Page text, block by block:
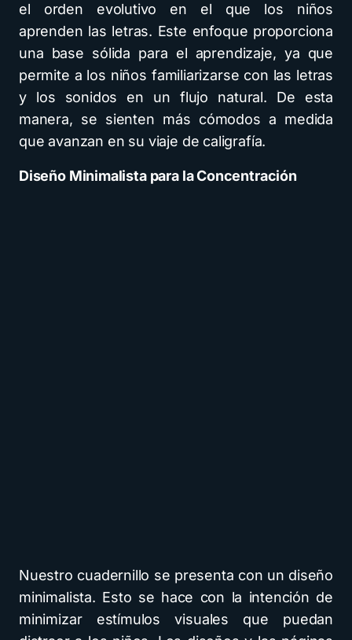
el orden evolutivo en el que los niños
aprenden las letras. Este enfoque proporciona
una base sólida para el aprendizaje, ya que
permite a los niños familiarizarse con las letras
y los sonidos en un flujo natural. De esta
manera, se sienten más cómodos a medida
que avanzan en su viaje de caligrafía.
Diseño Minimalista para la Concentración
Nuestro cuadernillo se presenta con un diseño
minimalista. Esto se hace con la intención de
minimizar estímulos visuales que puedan